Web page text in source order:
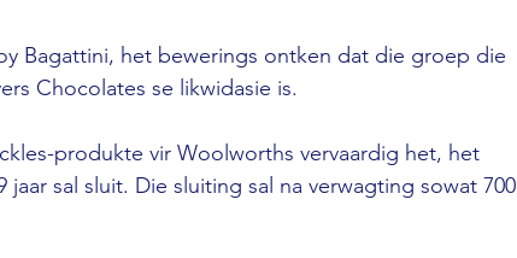
Bagattini, het bewerings ontken dat die groep die
Chocolates se likwidasie is.
produkte vir Woolworths vervaardig het, het
sal sluit. Die sluiting sal na verwagting sowat 700